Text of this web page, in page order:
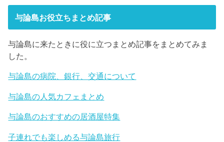
与論島お役立ちまとめ記事
与論島に来たときに役に立つまとめ記事をまとめてみま
した。
与論島の病院、銀行、交通について
与論島の人気カフェまとめ
与論島のおすすめの居酒屋特集
子連れでも楽しめる与論島旅行